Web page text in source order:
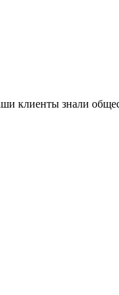
клиенты знали